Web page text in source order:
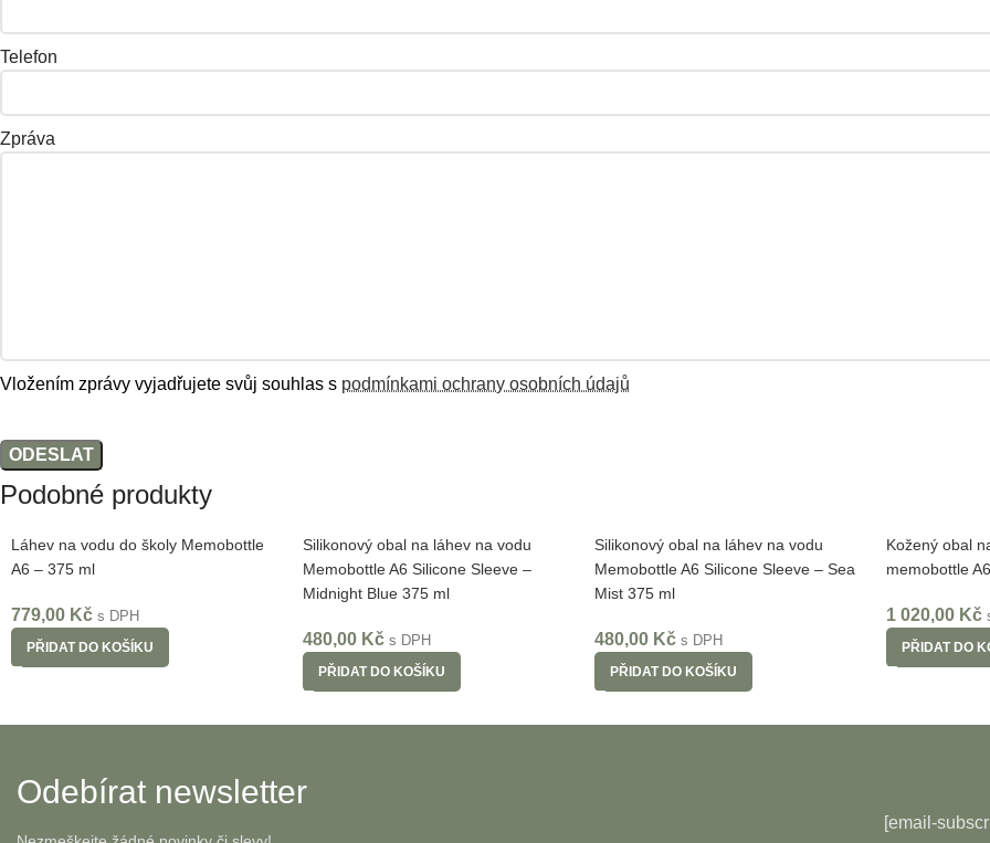
Telefon
Zpráva
Vložením zprávy vyjadřujete svůj souhlas s podmínkami ochrany osobních údajů
Podobné produkty
Láhev na vodu do školy Memobottle
A6 – 375 ml
779,00 Kč s DPH
PŘIDAT DO KOŠÍKU
Silikonový obal na láhev na vodu
Memobottle A6 Silicone Sleeve –
Midnight Blue 375 ml
480,00 Kč s DPH
PŘIDAT DO KOŠÍKU
Silikonový obal na láhev na vodu
Memobottle A6 Silicone Sleeve – Sea
Mist 375 ml
480,00 Kč s DPH
PŘIDAT DO KOŠÍKU
Kožený obal
memobottle
1 020,00 Kč
PŘIDAT DO
Odebírat newsletter
[email-